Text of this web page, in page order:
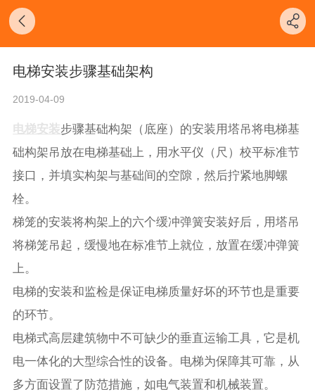
电梯安装步骤基础架构
2019-04-09
电梯安装步骤基础构架（底座）的安装用塔吊将电梯基
础构架吊放在电梯基础上，用水平仪（尺）校平标准节
接口，并填实构架与基础间的空隙，然后拧紧地脚螺
栓。
梯笼的安装将构架上的六个缓冲弹簧安装好后，用塔吊
将梯笼吊起，缓慢地在标准节上就位，放置在缓冲弹簧
上。
电梯的安装和监检是保证电梯质量好坏的环节也是重要
的环节。
电梯式高层建筑物中不可缺少的垂直运输工具，它是机
电一体化的大型综合性的设备。电梯为保障其可靠，从
多方面设置了防范措施，如电气装置和机械装置。